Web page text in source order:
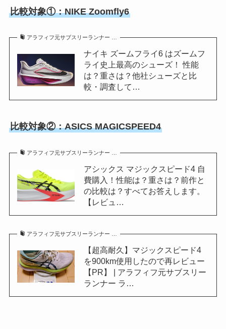
比較対象①：NIKE Zoomfly6
アラフィフ元サブスリーランナー …
ナイキ ズームフライ6 はズームフ
ライ史上最高のシューズ！ 性能
は？重さは？他社シューズと比
較・調査して…
比較対象②：ASICS MAGICSPEED4
アラフィフ元サブスリーランナー …
アシックス マジックスピード4 自
費購入！性能は？重さは？前作と
の比較は？すべてお答えします。
【レビュ…
アラフィフ元サブスリーランナー …
【超高耐久】マジックスピード4
を900km使用したので再レビュー
【PR】 | アラフィフ元サブスリー
ランナー ラ…